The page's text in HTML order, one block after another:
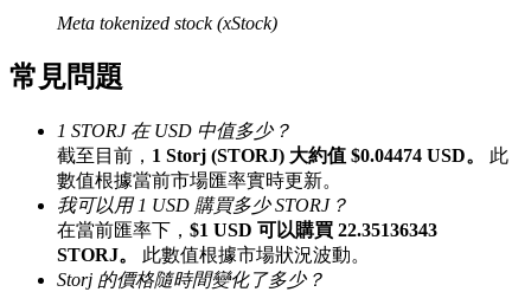
Meta tokenized stock (xStock)
常見問題
1 STORJ 在 USD 中值多少？
截至目前， 1 Storj (STORJ) 大約值 $0.04474 USD。
此
數值根據當前市場匯率實時更新。
我可以用 1 USD 購買多少 STORJ？
在當前匯率下， $1 USD 可以購買 22.35136343
STORJ。
此數值根據市場狀況波動。
Storj 的價格隨時間變化了多少？